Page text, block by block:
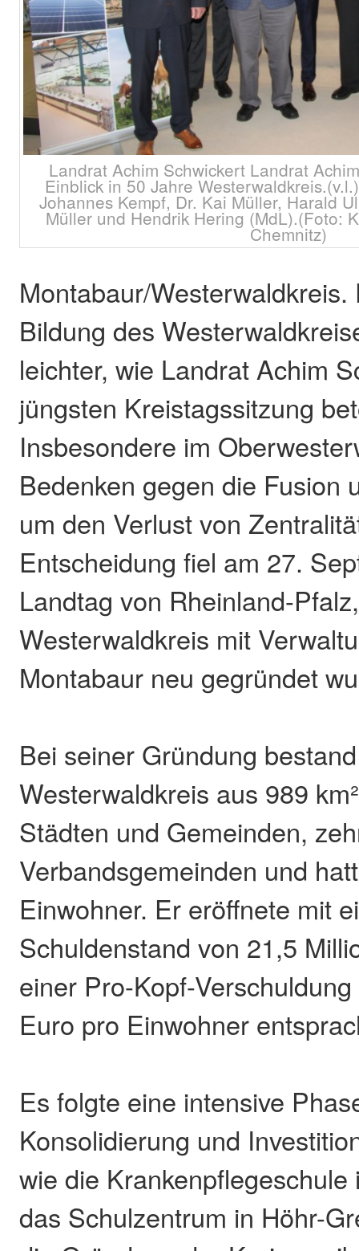
Landrat Achim Schwickert Landrat
Einblick in 50 Jahre
Johannes Kempf, Dr. Kai Müller, Harald
Müller und Hendrik Hering (MdL).(Foto:
Chemnitz)
Montabaur/Westerwaldkreis.
Bildung des
leichter, wie Landrat Achim
jüngsten Kreistagssitzung
Insbesondere im
Bedenken gegen die Fusion
um den Verlust von
Entscheidung fiel am 27.
Landtag von Rheinland-
Westerwaldkreis mit
Montabaur neu gegründet
Bei seiner Gründung
Westerwaldkreis aus 989
Städten und Gemeinden,
Verbandsgemeinden und
Einwohner. Er eröffnete mit
Schuldenstand von 21,5
einer Pro-Kopf-
Euro pro Einwohner
Es folgte eine intensive
Konsolidierung und
wie die
das Schulzentrum in Höhr-